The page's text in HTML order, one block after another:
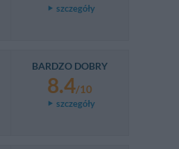
szczegóły
BARDZO DOBRY
8.4/10
szczegóły